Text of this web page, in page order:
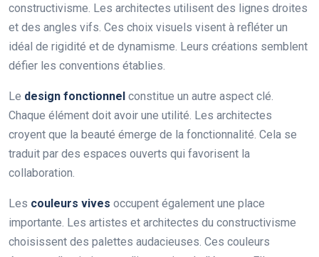
constructivisme. Les architectes utilisent des lignes droites
et des angles vifs. Ces choix visuels visent à refléter un
idéal de rigidité et de dynamisme. Leurs créations semblent
défier les conventions établies.
Le design fonctionnel constitue un autre aspect clé.
Chaque élément doit avoir une utilité. Les architectes
croyent que la beauté émerge de la fonctionnalité. Cela se
traduit par des espaces ouverts qui favorisent la
collaboration.
Les couleurs vives occupent également une place
importante. Les artistes et architectes du constructivisme
choisissent des palettes audacieuses. Ces couleurs